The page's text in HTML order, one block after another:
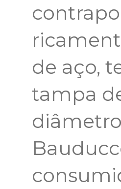
de aço,
tampa